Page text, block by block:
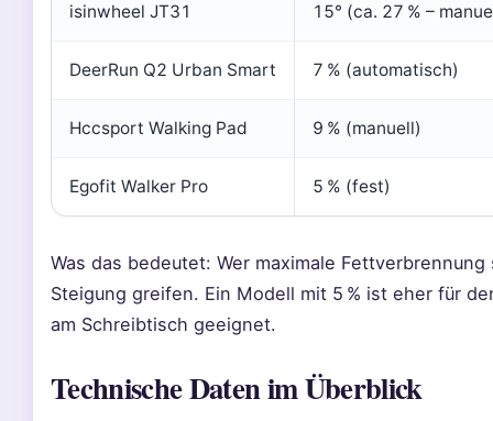
isinwheel JT31 15° (ca. 27 % –
DeerRun Q2 Urban Smart 7 % (automatisch)
Hccsport Walking Pad 9 % (manuell)
Egofit Walker Pro 5 % (fest)
Was das bedeutet: Wer maximale
Steigung greifen. Ein Modell mit 5 % ist eher für
am Schreibtisch geeignet.
Technische Daten im Überblick